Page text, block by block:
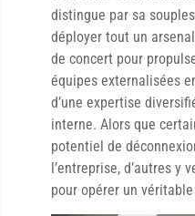
distingue par sa
déployer tout un
de concert pour
équipes externalisées
d’une expertise
interne. Alors que
potentiel de
l’entreprise, d’autres y
pour opérer un